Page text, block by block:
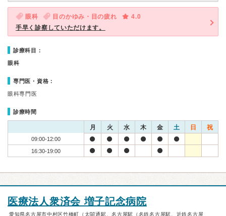
眼科 目のかゆみ・目の疲れ
4.0
手早く診察していただけます。
診療科目：
眼科
専門医・資格：
眼科専門医
診療時間
月 火 水 木 金 土 日 祝
09:00-12:00
16:30-19:00
医療法人衆済会 増子記念病院
愛知県名古屋市中村区竹橋町（太閤通駅、名古屋駅（名鉄名古屋駅、近鉄名古屋